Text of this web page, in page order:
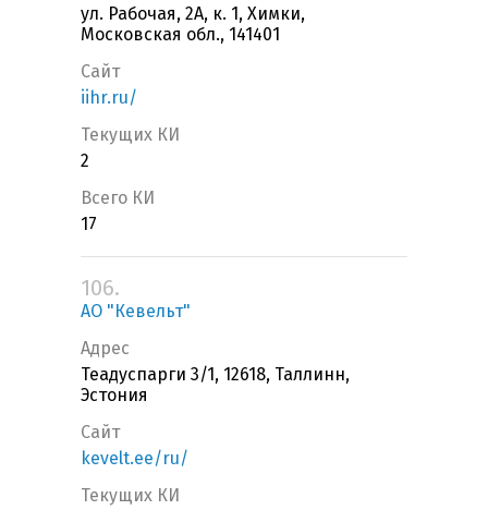
ул. Рабочая, 2А, к. 1, Химки,
Московская обл., 141401
Сайт
iihr.ru/
Текущих КИ
2
Всего КИ
17
106.
АО "Кевельт"
Адрес
Теадуспарги 3/1, 12618, Таллинн,
Эстония
Сайт
kevelt.ee/ru/
Текущих КИ